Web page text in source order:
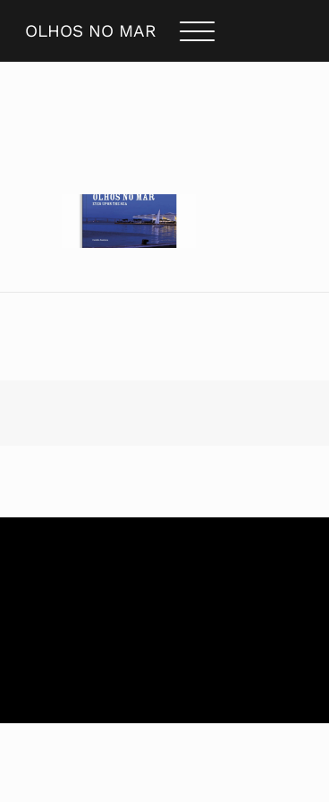
OLHOS NO MAR